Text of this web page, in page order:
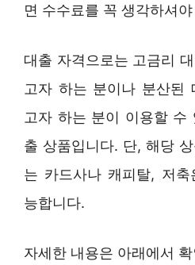
면 수수료를 꼭 생각하셔
대출 자격으로는 고금리
고자 하는 분이나 분산된
고자 하는 분이 이용할 수
출 상품입니다. 단, 해당
는 카드사나 캐피탈, 저
능합니다.
자세한 내용은 아래에서